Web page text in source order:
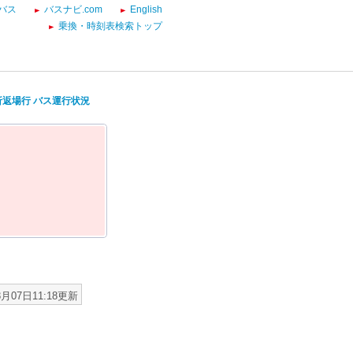
ス バスナビ.com
English
乗換・時刻表検索トップ
場行 バス運行状況
07日11:18更新